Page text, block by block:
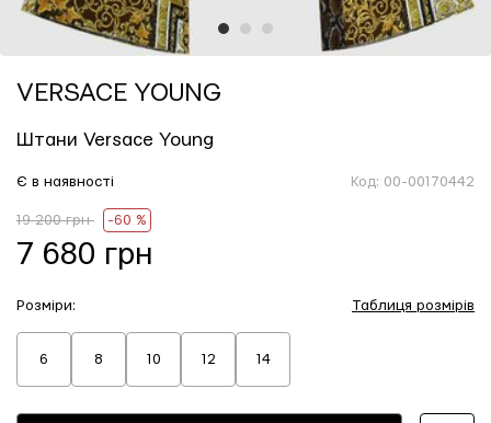
VERSACE YOUNG
Штани Versace Young
Є в наявності Код: 00-00170442
19 200 грн -60 %
7 680 грн
Розміри:
6 8 10 12 14
Таблиця розмірів